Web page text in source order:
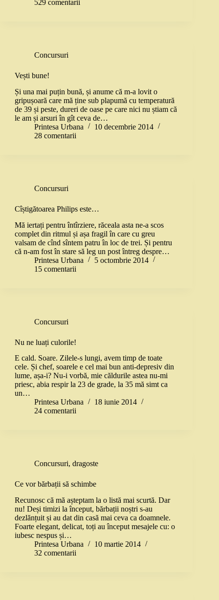
529 comentarii
Concursuri
Vești bune!
Și una mai puțin bună, și anume că m-a lovit o
gripușoară care mă ține sub plapumă cu temperatură
de 39 și peste, dureri de oase pe care nici nu știam că
le am și arsuri în gît ceva de…
Printesa Urbana
10 decembrie 2014
28 comentarii
Concursuri
Cîștigătoarea Philips este…
Mă iertați pentru întîrziere, răceala asta ne-a scos
complet din ritmul și așa fragil în care cu greu
valsam de cînd sîntem patru în loc de trei. Și pentru
că n-am fost în stare să leg un post întreg despre…
Printesa Urbana
5 octombrie 2014
15 comentarii
Concursuri
Nu ne luați culorile!
E cald. Soare. Zilele-s lungi, avem timp de toate
cele. Și chef, soarele e cel mai bun anti-depresiv din
lume, așa-i? Nu-i vorbă, mie căldurile astea nu-mi
priesc, abia respir la 23 de grade, la 35 mă simt ca
un…
Printesa Urbana
18 iunie 2014
24 comentarii
Concursuri, dragoste
Ce vor bărbații să schimbe
Recunosc că mă așteptam la o listă mai scurtă. Dar
nu! Deși timizi la început, bărbații noștri s-au
dezlănțuit și au dat din casă mai ceva ca doamnele.
Foarte elegant, delicat, toți au început mesajele cu: o
iubesc nespus și…
Printesa Urbana
10 martie 2014
32 comentarii